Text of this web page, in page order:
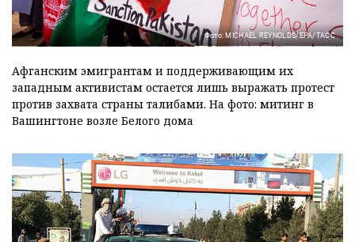
Фото: MICHAEL REYNOLDS/EPA/ТАСС
Афганским эмигрантам и поддерживающим их
западным активистам остается лишь выражать протест
против захвата страны талибами. На фото: митинг в
Вашингтоне возле Белого дома